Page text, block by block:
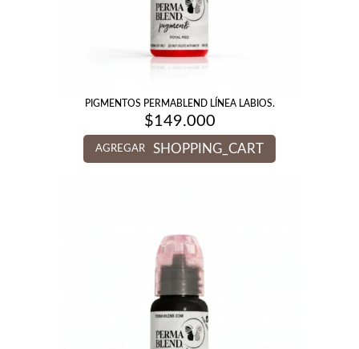
PIGMENTOS PERMABLEND LÍNEA LABIOS.
$149.000
AGREGAR SHOPPING_CART